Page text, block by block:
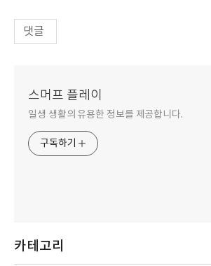
댓글
스머프 플레이
일생 생활의 유용한 정보를 제공합니다.
구독하기
카테고리